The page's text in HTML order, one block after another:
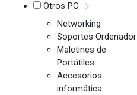
Otros PC
Networking
Soportes Ordenador
Maletines de
Portátiles
Accesorios
informática